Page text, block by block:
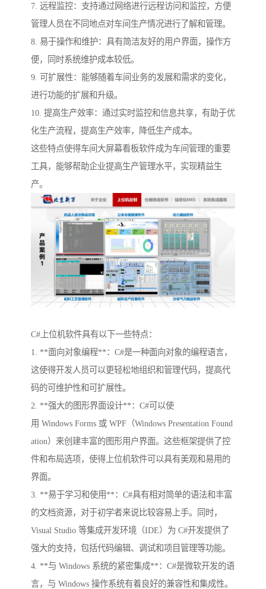
7. 远程监控：支持通过网络进行远程访问和监控，方便
管理人员在不同地点对车间生产情况进行了解和管理。
8. 易于操作和维护：具有简洁友好的用户界面，操作方
便，同时系统维护成本较低。
9. 可扩展性：能够随着车间业务的发展和需求的变化，
进行功能的扩展和升级。
10. 提高生产效率：通过实时监控和信息共享，有助于优
化生产流程，提高生产效率，降低生产成本。
这些特点使得车间大屏幕看板软件成为车间管理的重要
工具，能够帮助企业提高生产管理水平，实现精益生
产。
C#上位机软件具有以下一些特点：
1. **面向对象编程**：C#是一种面向对象的编程语言，
这使得开发人员可以更轻松地组织和管理代码，提高代
码的可维护性和可扩展性。
2. **强大的图形界面设计**：C#可以使
用 Windows Forms 或 WPF（Windows Presentation Found
ation）来创建丰富的图形用户界面。这些框架提供了控
件和布局选项，使得上位机软件可以具有美观和易用的
界面。
3. **易于学习和使用**：C#具有相对简单的语法和丰富
的文档资源，对于初学者来说比较容易上手。同时，
Visual Studio 等集成开发环境（IDE）为 C#开发提供了
强大的支持，包括代码编辑、调试和项目管理等功能。
4. **与 Windows 系统的紧密集成**：C#是微软开发的语
言，与 Windows 操作系统有着良好的兼容性和集成性。